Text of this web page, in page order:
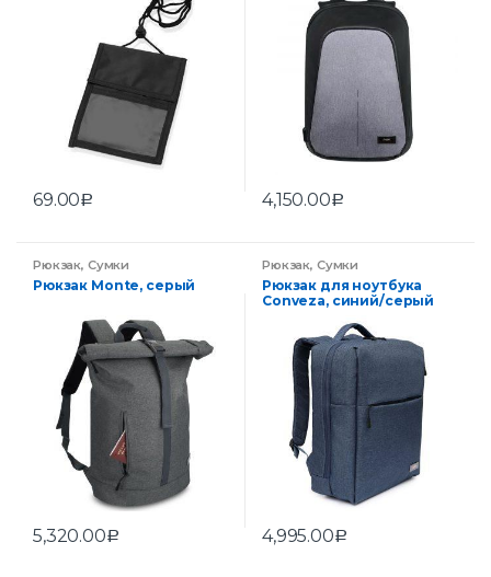
69.00Р 4,150.00Р
Рюкзак, Сумки
Рюкзак Monte, серый
5,320.00Р
Рюкзак, Сумки
Рюкзак для ноутбука
Conveza, синий/серый
4,995.00Р